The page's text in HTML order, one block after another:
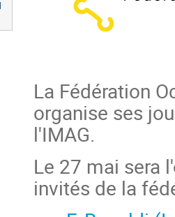
La Fédération
organise ses
l'IMAG.
Le 27 mai sera
invités de la